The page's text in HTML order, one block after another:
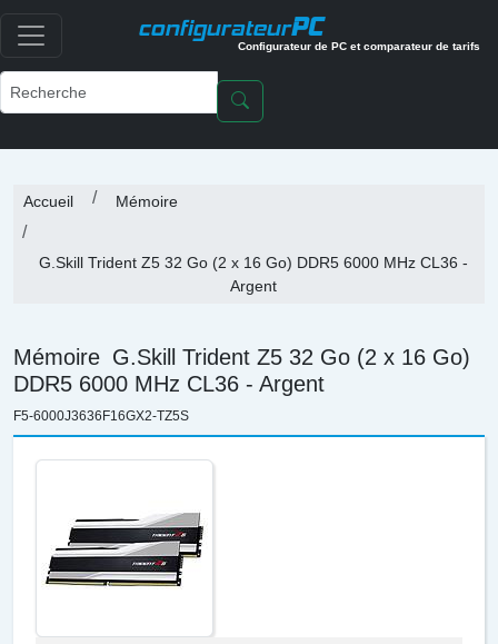
configurateurPC
Configurateur de PC et comparateur de tarifs
Accueil Mémoire
G.Skill Trident Z5 32 Go (2 x 16 Go) DDR5 6000 MHz CL36 -
Argent
Mémoire G.Skill Trident Z5 32 Go (2 x 16 Go)
DDR5 6000 MHz CL36 - Argent
F5-6000J3636F16GX2-TZ5S